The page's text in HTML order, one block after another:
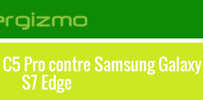
Pro contre Samsung Galaxy
S7 Edge